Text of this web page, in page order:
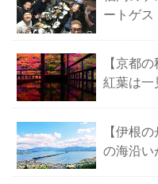
ートゲス
【京都
紅葉は一
【伊根
の海沿い